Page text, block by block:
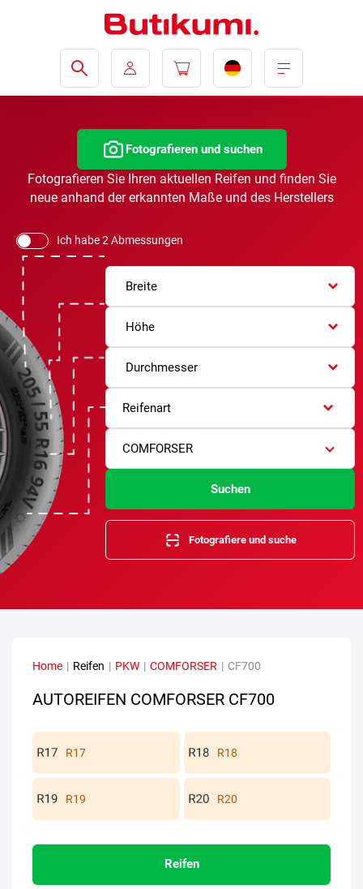
Fotografieren und suchen
Fotografieren Sie Ihren aktuellen Reifen und finden Sie
neue anhand der erkannten Maße und des Herstellers
Ich habe 2 Abmessungen
Breite
Höhe
Durchmesser
Reifenart
COMFORSER
Suchen
Fotografiere und suche
Home | Reifen | PKW | COMFORSER | CF700
AUTOREIFEN COMFORSER CF700
R17 R18
R19 R20
Reifen